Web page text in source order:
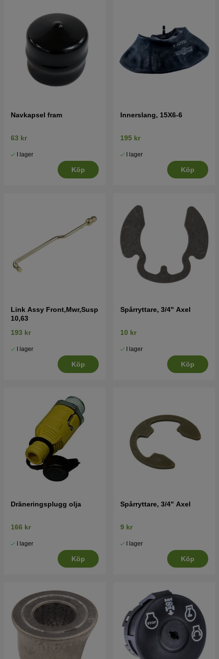
Navkapsel fram
63 kr
I lager
Köp
Innerslang, 15X6-6
195 kr
I lager
Köp
Link Assy Front,Mwr,Susp
10,63
193 kr
I lager
Köp
Spårryttare, 3/4" Axel
10 kr
I lager
Köp
Dräneringsplugg olja
166 kr
I lager
Köp
Spårryttare, 3/4" Axel
9 kr
I lager
Köp